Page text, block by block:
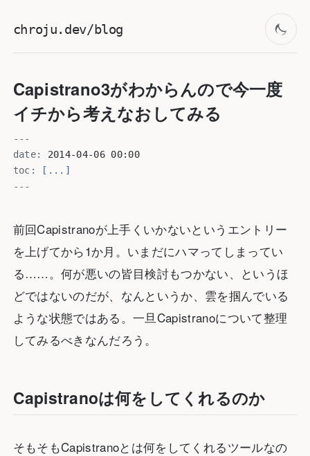
chroju.dev/blog
Capistrano3がわからんので今一度
イチから考えなおしてみる
---
date:
2014-04-06 00:00
toc:
[...]
---
前回Capistranoが上手くいかないというエントリー
を上げてから1か月。いまだにハマってしまってい
る……。何が悪いの皆目検討もつかない、というほ
どではないのだが、なんというか、雲を掴んでいる
ような状態ではある。一旦Capistranoについて整理
してみるべきなんだろう。
Capistranoは何をしてくれるのか
そもそもCapistranoとは何をしてくれるツールなの